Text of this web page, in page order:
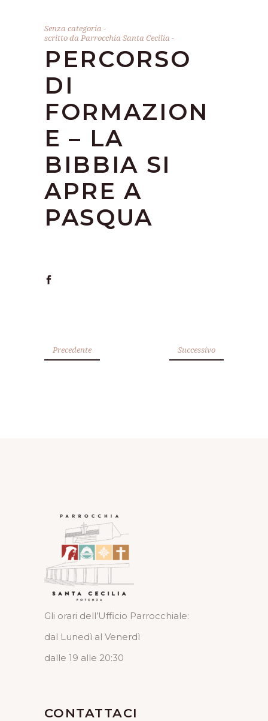
Senza categoria
scritto da Parrocchia Santa Cecilia
PERCORSO
DI
FORMAZION
E – LA
BIBBIA SI
APRE A
PASQUA
Precedente Successivo
Gli orari dell’Ufficio Parrocchiale:
dal Lunedì al Venerdì
dalle 19 alle 20:30
CONTATTACI